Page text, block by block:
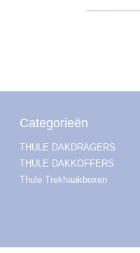
Categorieën
THULE DAKDRAGERS
THULE DAKKOFFERS
Thule Trekhaakboxen